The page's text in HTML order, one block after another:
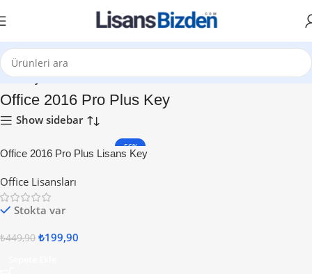
Ana Sayfa
Office 2016 Pro Plus Key
Show sidebar
-56%
Office 2016 Pro Plus Lisans Key
Office Lisansları
Stokta var
₺449,90 ₺199,90